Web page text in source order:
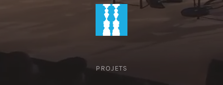
PROJETS